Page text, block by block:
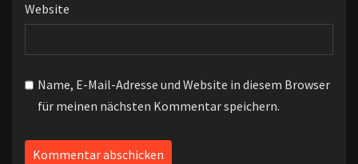
Website
Name, E-Mail-Adresse und Website in diesem Browser
für meinen nächsten Kommentar speichern.